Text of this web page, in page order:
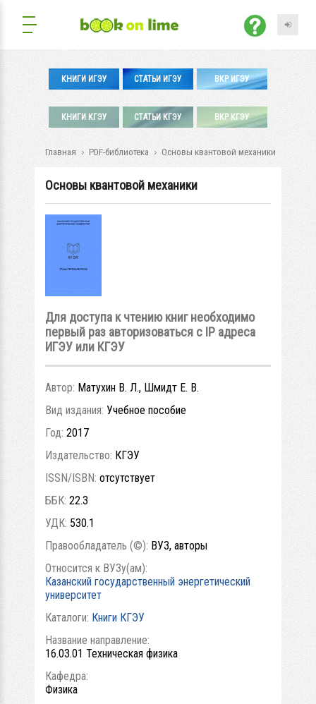
КНИГИ ИГЭУ СТАТЬИ ИГЭУ ВКР ИГЭУ
КНИГИ КГЭУ СТАТЬИ КГЭУ ВКР КГЭУ
Главная PDF-библиотека Основы квантовой механики
Основы квантовой механики
Для доступа к чтению книг необходимо
первый раз авторизоваться с IP адреса
ИГЭУ или КГЭУ
Автор: Матухин В. Л., Шмидт Е. В.
Вид издания: Учебное пособие
Год: 2017
Издательство: КГЭУ
ISSN/ISBN: отсутствует
ББК: 22.3
УДК: 530.1
Правообладатель (©): ВУЗ, авторы
Относится к ВУЗу(ам):
Казанский государственный энергетический
университет
Каталоги: Книги КГЭУ
Название направление:
16.03.01 Техническая физика
Кафедра:
Физика